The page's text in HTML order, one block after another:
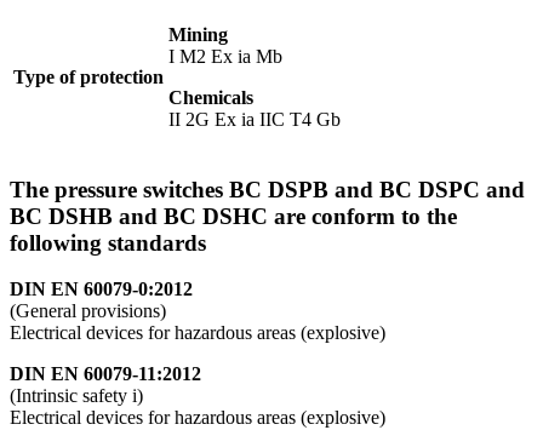
Type of protection
Mining
I M2 Ex ia Mb
Chemicals
II 2G Ex ia IIC T4 Gb
The pressure switches BC DSPB and BC DSPC and
BC DSHB and BC DSHC are conform to the
following standards
DIN EN 60079-0:2012
(General provisions)
Electrical devices for hazardous areas (explosive)
DIN EN 60079-11:2012
(Intrinsic safety i)
Electrical devices for hazardous areas (explosive)